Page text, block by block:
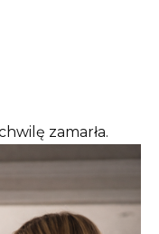
zamarła.